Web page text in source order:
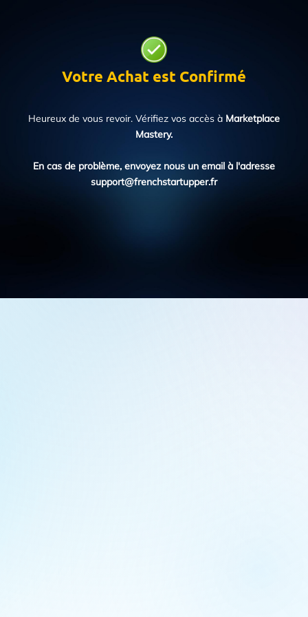
Votre Achat est Confirmé
Heureux de vous revoir. Vérifiez vos accès à Marketplace
Mastery.
En cas de problème, envoyez nous un email à l'adresse
support@frenchstartupper.fr